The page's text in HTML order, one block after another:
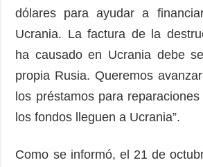
dólares para ayudar a
Ucrania. La factura de la
ha causado en Ucrania debe
propia Rusia. Queremos
los préstamos para
los fondos lleguen a Ucrania”.
Como se informó, el 21 de